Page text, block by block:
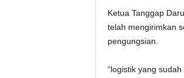
Ketua Tanggap
telah mengirimkan
pengungsian.
“logistik yang